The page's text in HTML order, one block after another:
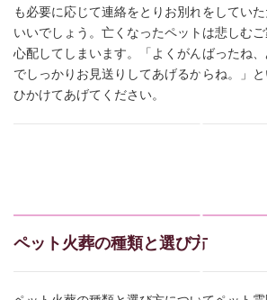
も必要に応じて連絡をとりお別れをしてい
いいでしょう。亡くなったペットは悲しむ
心配してしまいます。「よくがんばったね
でしっかりお見送りしてあげるからね。」
ひかけてあげてください。
ペット火葬の種類と選び方